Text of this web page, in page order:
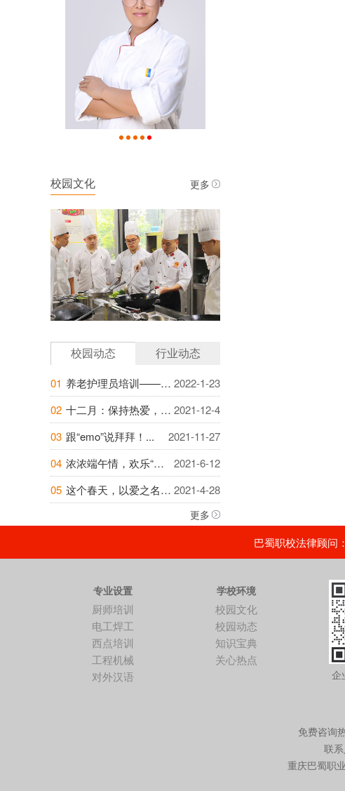
校园文化 更多
校园动态 行业动态
01 2022-1-23
养老护理员培训——提升自身素养，提高照护...
02
2021-12-4
十二月：保持热爱，成为越来越好的自己...
03
2021-11-27
跟“emo”说拜拜！...
04
2021-6-12
浓浓端午情，欢乐“粽”动员——巴蜀职校开...
05
2021-4-28
这个春天，以爱之名，为你的爱人烘焙美好时...
更多
巴蜀职校法律顾问
专业设置
厨师培训
电工焊工
西点培训
工程机械
对外汉语
学校环境
校园文化
校园动态
知识宝典
关心热点
企
免费咨询
联
重庆巴蜀职